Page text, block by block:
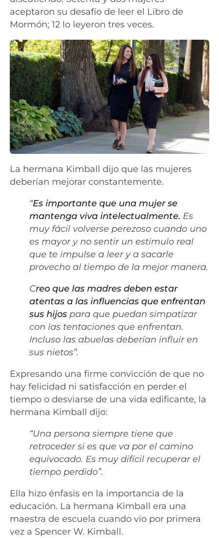
aceptaron su desafío de leer el Libro de
Mormón; 12 lo leyeron tres veces.
La hermana Kimball dijo que las mujeres
deberían mejorar constantemente.
“Es importante que una mujer se
mantenga viva intelectualmente. Es
muy fácil volverse perezoso cuando uno
es mayor y no sentir un estimulo real
que te impulse a leer y a sacarle
provecho al tiempo de la mejor manera.
Creo que las madres deben estar
atentas a las influencias que enfrentan
sus hijos para que puedan simpatizar
con las tentaciones que enfrentan.
Incluso las abuelas deberían influir en
sus nietos”.
Expresando una firme convicción de que no
hay felicidad ni satisfacción en perder el
tiempo o desviarse de una vida edificante, la
hermana Kimball dijo:
“Una persona siempre tiene que
retroceder si es que va por el camino
equivocado. Es muy difícil recuperar el
tiempo perdido”.
Ella hizo énfasis en la importancia de la
educación. La hermana Kimball era una
maestra de escuela cuando vio por primera
vez a Spencer W. Kimball.